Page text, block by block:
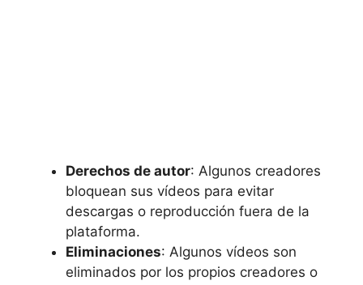
Derechos de autor: Algunos creadores
bloquean sus vídeos para evitar
descargas o reproducción fuera de la
plataforma.
Eliminaciones: Algunos vídeos son
eliminados por los propios creadores o